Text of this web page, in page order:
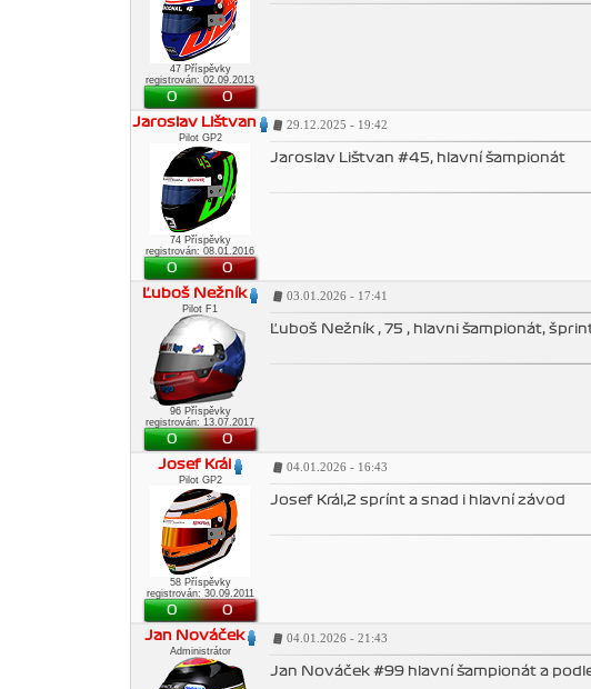
47 Příspěvky
registrován: 02.09.2013
0 0
Jaroslav Lištvan
Pilot GP2
74 Příspěvky
registrován: 08.01.2016
0 0
29.12.2025 - 19:42
Jaroslav Lištvan #45, hlavní šampionát
Ľuboš Nežník
Pilot F1
96 Příspěvky
registrován: 13.07.2017
0 0
03.01.2026 - 17:41
Ľuboš Nežník , 75 , hlavni šampionát,
Josef Král
Pilot GP2
58 Příspěvky
registrován: 30.09.2011
0 0
04.01.2026 - 16:43
Josef Král,2 sprínt a snad i hlavní závod
Jan Nováček
Administrátor
04.01.2026 - 21:43
Jan Nováček #99 hlavní šampionát a